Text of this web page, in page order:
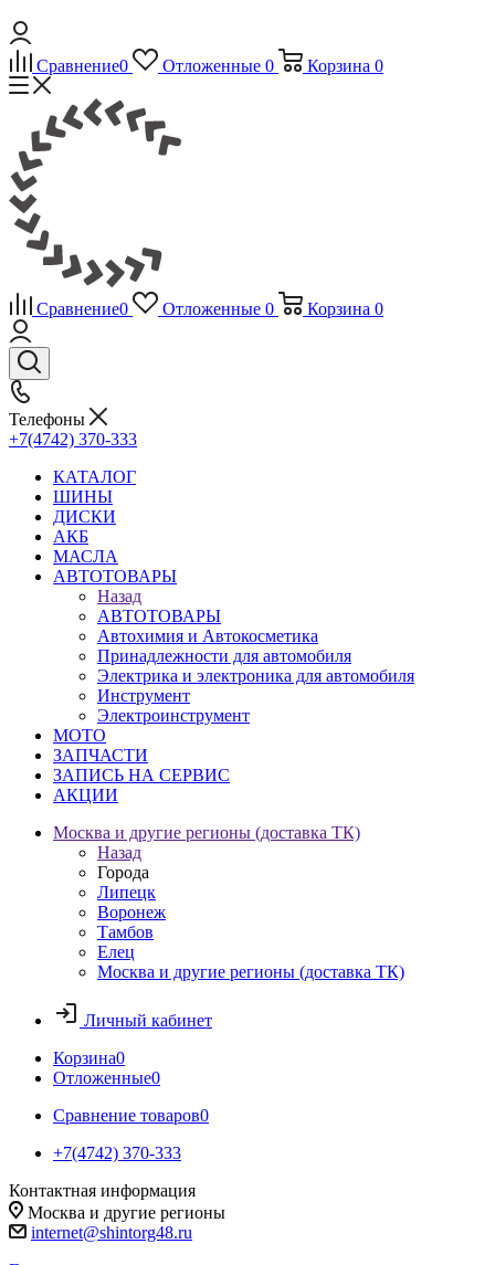
Сравнение0 Отложенные 0 Корзина 0
Сравнение0 Отложенные 0 Корзина 0
Телефоны
+7(4742) 370-333
КАТАЛОГ
ШИНЫ
ДИСКИ
АКБ
МАСЛА
АВТОТОВАРЫ
Назад
АВТОТОВАРЫ
Автохимия и Автокосметика
Принадлежности для автомобиля
Электрика и электроника для автомобиля
Инструмент
Электроинструмент
МОТО
ЗАПЧАСТИ
ЗАПИСЬ НА СЕРВИС
АКЦИИ
Москва и другие регионы (доставка ТК)
Назад
Города
Липецк
Воронеж
Тамбов
Елец
Москва и другие регионы (доставка ТК)
Личный кабинет
Корзина0
Отложенные0
Сравнение товаров0
+7(4742) 370-333
Контактная информация
Москва и другие регионы
internet@shintorg48.ru